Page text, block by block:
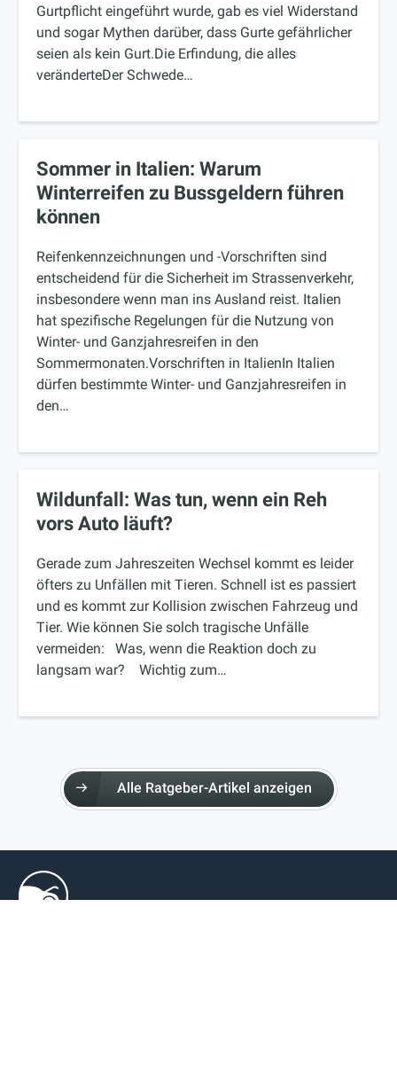
Gurtpflicht eingeführt wurde, gab es viel Widerstand
und sogar Mythen darüber, dass Gurte gefährlicher
seien als kein Gurt.Die Erfindung, die alles
veränderteDer Schwede…
Sommer in Italien: Warum
Winterreifen zu Bussgeldern führen
können
Reifenkennzeichnungen und -Vorschriften sind
entscheidend für die Sicherheit im Strassenverkehr,
insbesondere wenn man ins Ausland reist. Italien
hat spezifische Regelungen für die Nutzung von
Winter- und Ganzjahresreifen in den
Sommermonaten.Vorschriften in ItalienIn Italien
dürfen bestimmte Winter- und Ganzjahresreifen in
den…
Wildunfall: Was tun, wenn ein Reh
vors Auto läuft?
Gerade zum Jahreszeiten Wechsel kommt es leider
öfters zu Unfällen mit Tieren. Schnell ist es passiert
und es kommt zur Kollision zwischen Fahrzeug und
Tier. Wie können Sie solch tragische Unfälle
vermeiden: Was, wenn die Reaktion doch zu
langsam war? Wichtig zum…
Alle Ratgeber-Artikel anzeigen